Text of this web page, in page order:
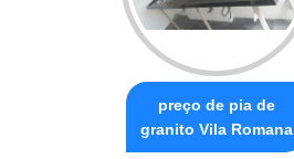
preço de pia de
granito Vila Romana